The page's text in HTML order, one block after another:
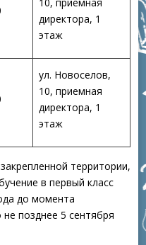
директора, 1
этаж
ул. Новоселов,
10, приемная
директора, 1
этаж
территории,
в первый класс
до момента
позднее 5 сентября